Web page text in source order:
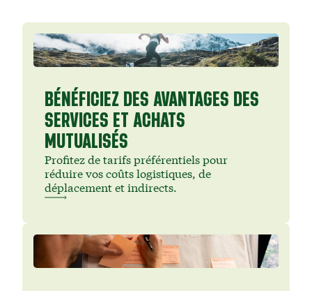
BÉNÉFICIEZ DES AVANTAGES DES
SERVICES ET ACHATS
MUTUALISÉS
Profitez de tarifs préférentiels pour
réduire vos coûts logistiques, de
déplacement et indirects.